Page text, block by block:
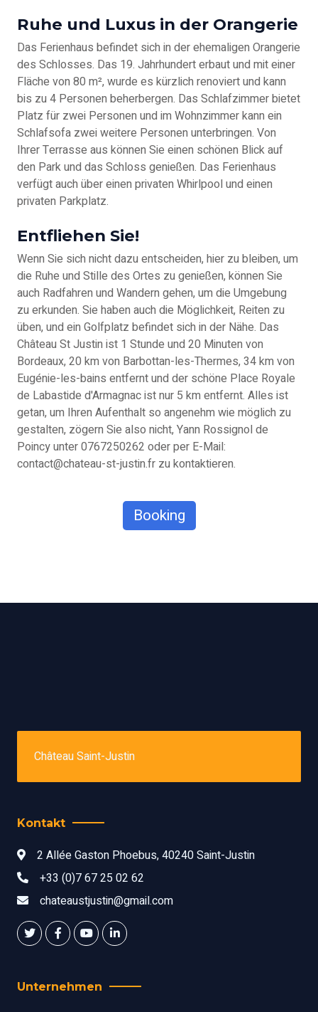
Ruhe und Luxus in der Orangerie
Das Ferienhaus befindet sich in der ehemaligen Orangerie
des Schlosses. Das 19. Jahrhundert erbaut und mit einer
Fläche von 80 m², wurde es kürzlich renoviert und kann
bis zu 4 Personen beherbergen. Das Schlafzimmer bietet
Platz für zwei Personen und im Wohnzimmer kann ein
Schlafsofa zwei weitere Personen unterbringen. Von
Ihrer Terrasse aus können Sie einen schönen Blick auf
den Park und das Schloss genießen. Das Ferienhaus
verfügt auch über einen privaten Whirlpool und einen
privaten Parkplatz.
Entfliehen Sie!
Wenn Sie sich nicht dazu entscheiden, hier zu bleiben, um
die Ruhe und Stille des Ortes zu genießen, können Sie
auch Radfahren und Wandern gehen, um die Umgebung
zu erkunden. Sie haben auch die Möglichkeit, Reiten zu
üben, und ein Golfplatz befindet sich in der Nähe. Das
Château St Justin ist 1 Stunde und 20 Minuten von
Bordeaux, 20 km von Barbottan-les-Thermes, 34 km von
Eugénie-les-bains entfernt und der schöne Place Royale
de Labastide d'Armagnac ist nur 5 km entfernt. Alles ist
getan, um Ihren Aufenthalt so angenehm wie möglich zu
gestalten, zögern Sie also nicht, Yann Rossignol de
Poincy unter 0767250262 oder per E-Mail:
contact@chateau-st-justin.fr zu kontaktieren.
Booking
Château Saint-Justin
Kontakt
2 Allée Gaston Phoebus, 40240 Saint-Justin
+33 (0)7 67 25 02 62
chateaustjustin@gmail.com
Unternehmen